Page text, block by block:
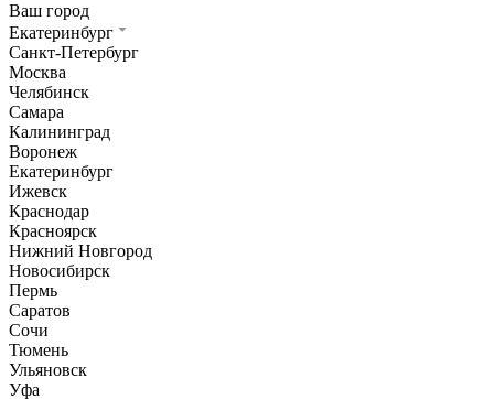
Ваш город
Екатеринбург
Санкт-Петербург
Москва
Челябинск
Самара
Калининград
Воронеж
Екатеринбург
Ижевск
Краснодар
Красноярск
Нижний Новгород
Новосибирск
Пермь
Саратов
Сочи
Тюмень
Ульяновск
Уфа